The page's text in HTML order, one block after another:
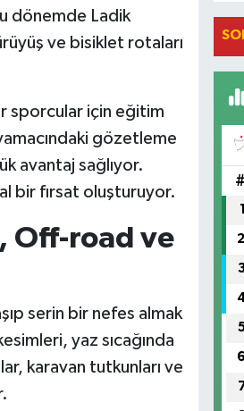
dönemde Ladik
ve bisiklet rotaları
sporcular için eğitim
gözetleme
avantaj sağlıyor.
bir fırsat oluşturuyor.
Off-road ve
serin bir nefes almak
yaz sıcağında
karavan tutkunları ve
#
1
2
6